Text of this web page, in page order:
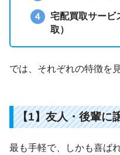
宅配買取サービ
取）
では、それぞれの特徴を
【1】友人・後輩に
最も手軽で、しかも喜ば